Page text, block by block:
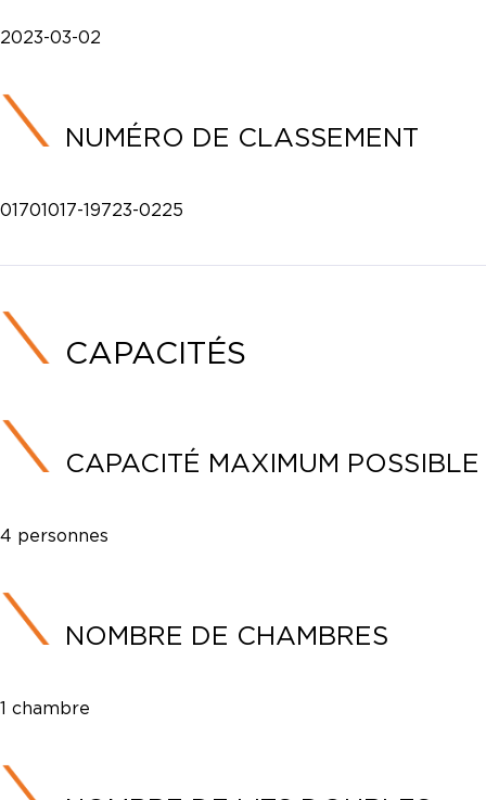
2023-03-02
NUMÉRO DE CLASSEMENT
01701017-19723-0225
CAPACITÉS
CAPACITÉ MAXIMUM POSSIBLE
4 personnes
NOMBRE DE CHAMBRES
1 chambre